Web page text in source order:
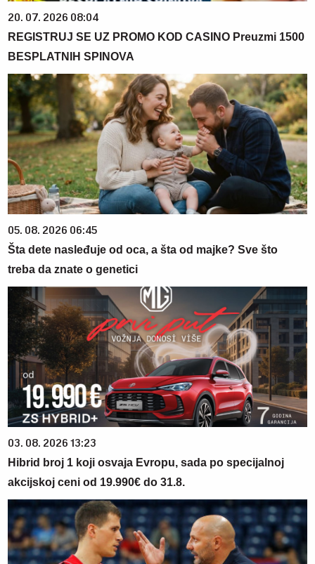
20. 07. 2026 08:04
REGISTRUJ SE UZ PROMO KOD CASINO Preuzmi 1500
BESPLATNIH SPINOVA
05. 08. 2026 06:45
Šta dete nasleđuje od oca, a šta od majke? Sve što
treba da znate o genetici
03. 08. 2026 13:23
Hibrid broj 1 koji osvaja Evropu, sada po specijalnoj
akcijskoj ceni od 19.990€ do 31.8.